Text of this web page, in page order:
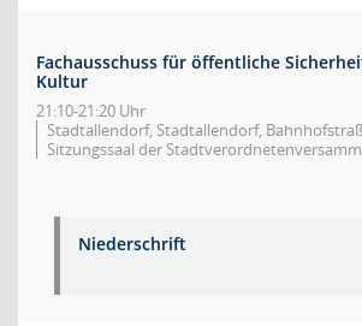
Fachausschuss für öffentliche
Kultur
21:10-21:20 Uhr
Stadtallendorf, Stadtallendorf,
Sitzungssaal der
Niederschrift